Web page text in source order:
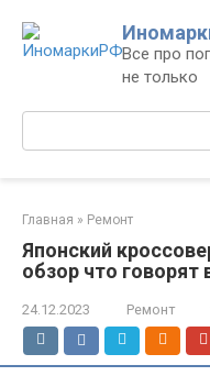
контенту
Все про
не только
Поиск:
Главная » Ремонт
Японский
обзор что
24.12.2023 Ремонт